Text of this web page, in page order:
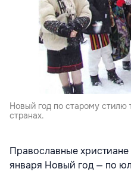
Новый год по старому стилю
странах.
Православные христиане
января Новый год — по